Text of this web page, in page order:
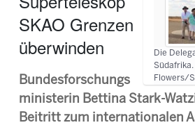
Die
Südafrika.
Flowers/
SKAO Grenzen
überwinden
Bundesforschungs
ministerin Bettina Stark-
Beitritt zum internationalen